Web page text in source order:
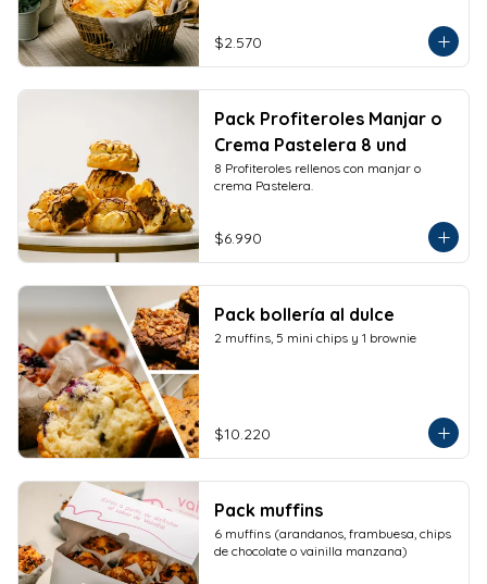
$2.570
Pack Profiteroles Manjar o
Crema Pastelera 8 und
8 Profiteroles rellenos con manjar o
crema Pastelera.
$6.990
Pack bollería al dulce
2 muffins, 5 mini chips y 1 brownie
$10.220
Pack muffins
6 muffins (arandanos, frambuesa, chips
de chocolate o vainilla manzana)